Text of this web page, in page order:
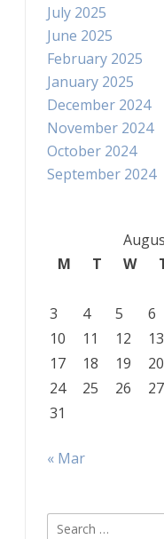
July 2025
June 2025
February 2025
January 2025
December 2024
November 2024
October 2024
September 2024
M
T W
3
4 5 6
10
11 12 13
17
18 19 20
24
25 26 27
31
« Mar
Search